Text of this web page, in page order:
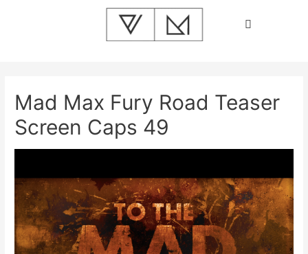
Mad Max Fury Road Teaser
Screen Caps 49